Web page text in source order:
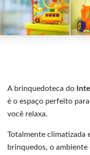
A brinquedoteca do
é o espaço perfeito
você relaxa.
Totalmente climatizada
brinquedos, o ambiente